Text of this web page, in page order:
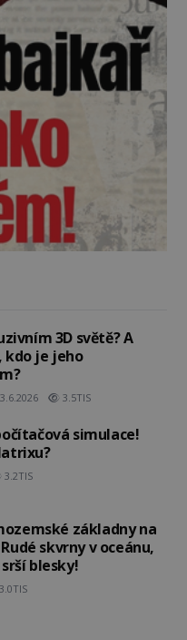
3D světě? A
kdo je jeho
3.5TIS
simulace!
3.2TIS
základny na
skvrny v oceánu,
blesky!
3.0TIS